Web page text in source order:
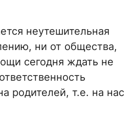
неутешительная
ни от общества,
сегодня ждать не
родителей, т.е. на нас